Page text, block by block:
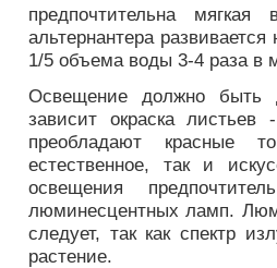
предпочтительна
альтернантера
1/5 объема воды 3-4 раза в
Освещение должно быть
зависит окраска
преобладают красные
естественное, так и
освещения
люминесцентных ламп.
следует, так как спектр
растение.